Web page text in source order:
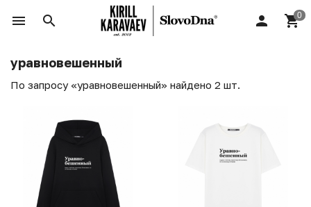
уравновешенный
По запросу «уравновешенный» найдено 2 шт.